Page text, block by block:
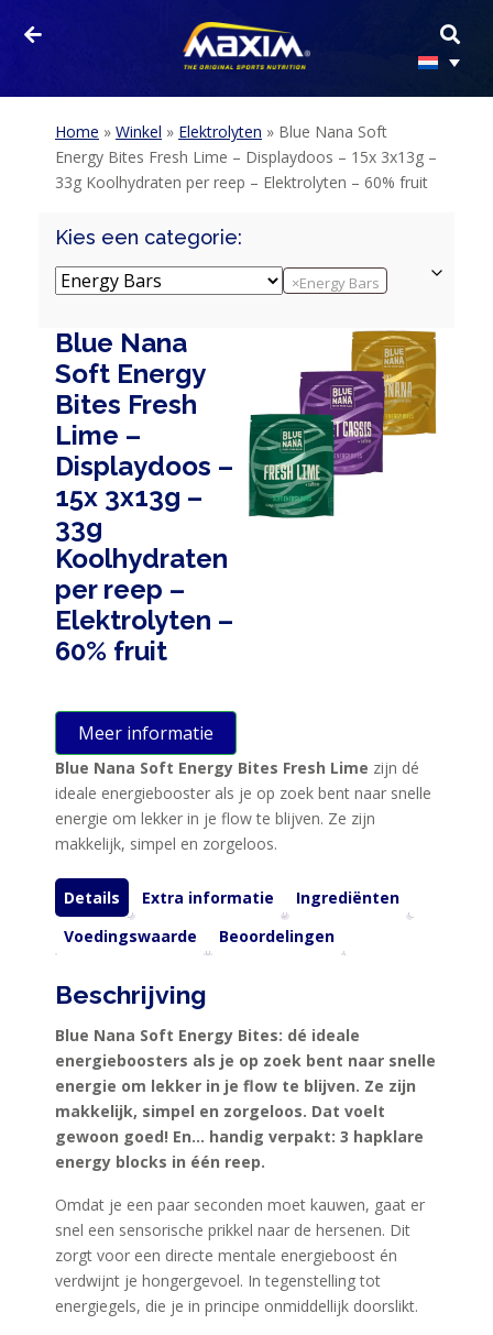
Home » Winkel » Elektrolyten » Blue Nana Soft
Energy Bites Fresh Lime – Displaydoos – 15x 3x13g –
33g Koolhydraten per reep – Elektrolyten – 60% fruit
Kies een categorie:
×Energy Bars
Blue Nana
Soft Energy
Bites Fresh
Lime –
Displaydoos –
15x 3x13g –
33g
Koolhydraten
per reep –
Elektrolyten –
60% fruit
Meer informatie
Blue Nana Soft Energy Bites Fresh Lime zijn dé
ideale energiebooster als je op zoek bent naar snelle
energie om lekker in je flow te blijven. Ze zijn
makkelijk, simpel en zorgeloos.
Details Extra informatie
Ingrediënten
Voedingswaarde
Beoordelingen
Beschrijving
Blue Nana Soft Energy Bites: dé ideale
energieboosters als je op zoek bent naar snelle
energie om lekker in je flow te blijven. Ze zijn
makkelijk, simpel en zorgeloos. Dat voelt
gewoon goed! En… handig verpakt: 3 hapklare
energy blocks in één reep.
Omdat je een paar seconden moet kauwen, gaat er
snel een sensorische prikkel naar de hersenen. Dit
zorgt voor een directe mentale energieboost én
verdwijnt je hongergevoel. In tegenstelling tot
energiegels, die je in principe onmiddellijk doorslikt.
HOME
PRODUCTEN
SPORTVOEDING
EIWITTEN
SPORT
DIEET